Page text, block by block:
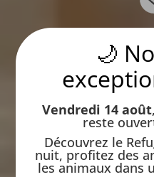
🌙
Vendredi 14 août
reste
Découvrez le
nuit, profitez des
les animaux dans